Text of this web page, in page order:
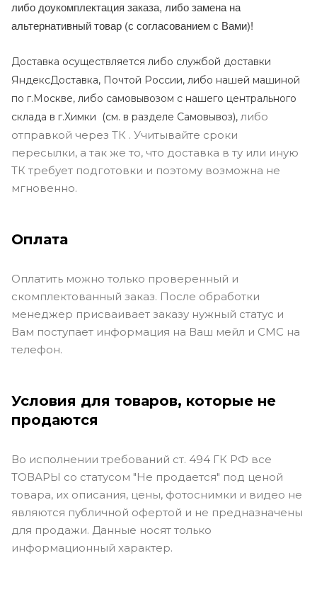
либо доукомплектация заказа, либо замена на
альтернативный товар (с согласованием с Вами)!
Доставка осуществляется либо службой доставки
ЯндексДоставка, Почтой России, либо нашей машиной
по г.Москве, либо самовывозом с нашего центрального
склада в г.Химки (см. в разделе Самовывоз), либо
отправкой через ТК . Учитывайте сроки
пересылки, а так же то, что доставка в ту или иную
ТК требует подготовки и поэтому возможна не
мгновенно.
Оплата
Оплатить можно только проверенный и
скомплектованный заказ. После обработки
менеджер присваивает заказу нужный статус и
Вам поступает информация на Ваш мейл и СМС на
телефон.
Условия для товаров, которые не
продаются
Во исполнении требований ст. 494 ГК РФ все
ТОВАРЫ со статусом "Не продается" под ценой
товара, их описания, цены, фотоснимки и видео не
являются публичной офертой и не предназначены
для продажи. Данные носят только
информационный характер.